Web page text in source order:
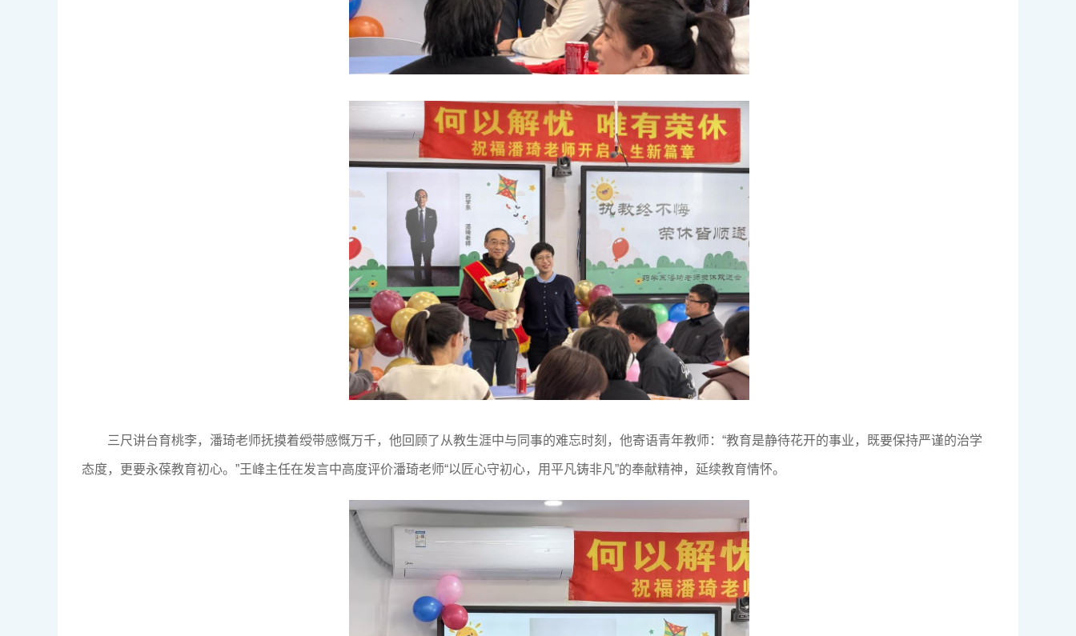
三尺讲台育桃李，潘琦老师抚摸着绶带感慨万千，他回顾了从教生涯中与同事的难忘时刻，他寄语青年教师：“教育是静待花开的事业，既要保持严谨的治学
态度，更要永葆教育初心。”王峰主任在发言中高度评价潘琦老师“以匠心守初心，用平凡铸非凡”的奉献精神，延续教育情怀。